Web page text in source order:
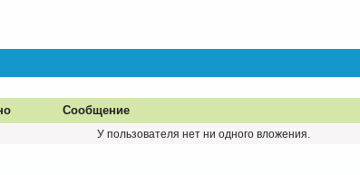
Сообщение
У пользователя нет ни одного вложения.